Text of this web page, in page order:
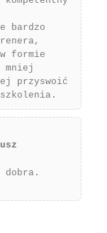
bardzo
formie
przyswoić
dobra.